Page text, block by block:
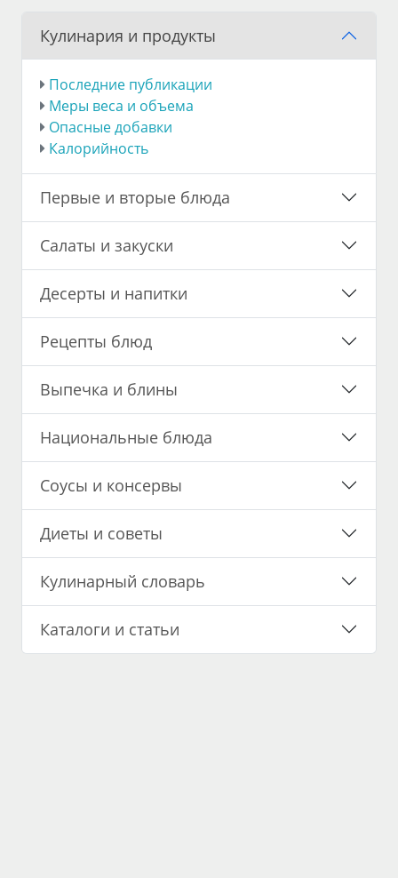
Кулинария и продукты
Последние публикации
Меры веса и объема
Опасные добавки
Калорийность
Первые и вторые блюда
Салаты и закуски
Десерты и напитки
Рецепты блюд
Выпечка и блины
Национальные блюда
Соусы и консервы
Диеты и советы
Кулинарный словарь
Каталоги и статьи